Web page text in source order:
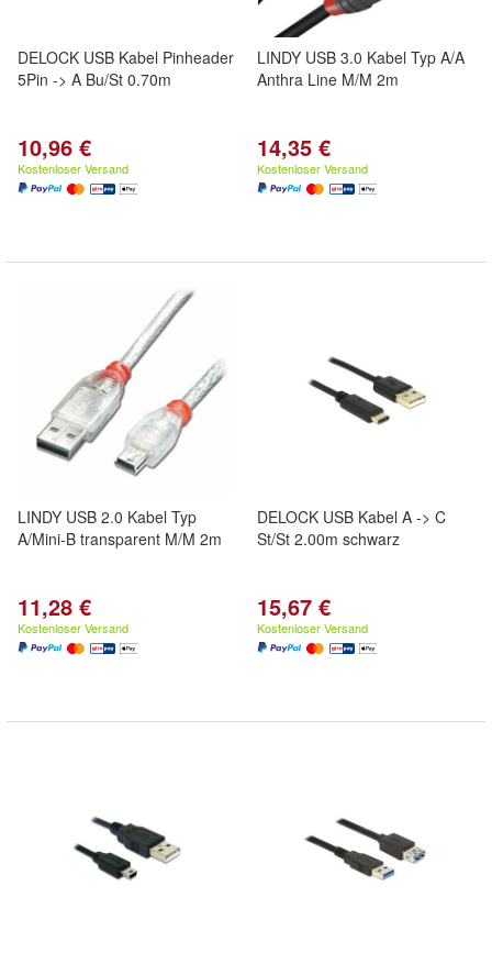
DELOCK USB Kabel Pinheader
5Pin -> A Bu/St 0.70m
10,96 €
Kostenloser Versand
LINDY USB 3.0 Kabel Typ A/A
Anthra Line M/M 2m
14,35 €
Kostenloser Versand
LINDY USB 2.0 Kabel Typ
A/Mini-B transparent M/M 2m
11,28 €
Kostenloser Versand
DELOCK USB Kabel A -> C
St/St 2.00m schwarz
15,67 €
Kostenloser Versand